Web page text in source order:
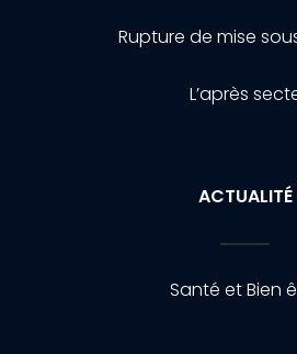
Rupture de mise
L’après
ACTUALITÉ
Santé et Bien